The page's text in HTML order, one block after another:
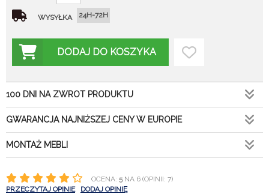
WYSYŁKA 24H-72H
DODAJ DO KOSZYKA
100 DNI NA ZWROT PRODUKTU
GWARANCJA NAJNIŻSZEJ CENY W EUROPIE
MONTAŻ MEBLI
OCENA: 5NA 6 (OPINII: 7)
PRZECZYTAJ OPINIE
DODAJ OPINIĘ